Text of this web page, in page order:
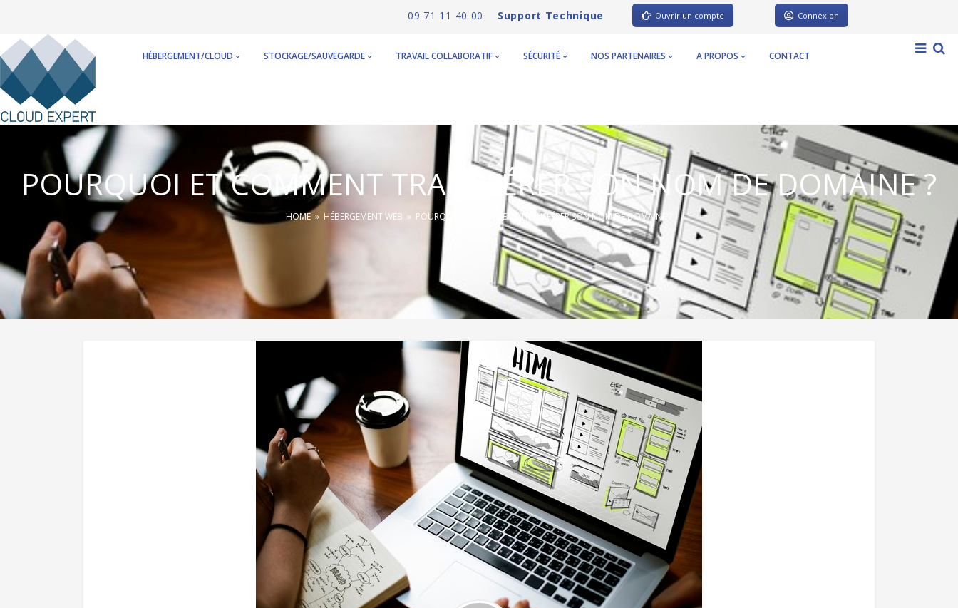
content
09 71 11 40 00 Support Technique Ouvrir un compte Connexion
HÉBERGEMENT/CLOUD STOCKAGE/SAUVEGARDE TRAVAIL COLLABORATIF SÉCURITÉ NOS PARTENAIRES A PROPOS CONTACT
POURQUOI ET COMMENT TRANSFÉRER SON NOM DE DOMAINE ?
HOME» HÉBERGEMENT WEB » POURQUOI ET COMMENT TRANSFÉRER SON NOM DE DOMAINE ?